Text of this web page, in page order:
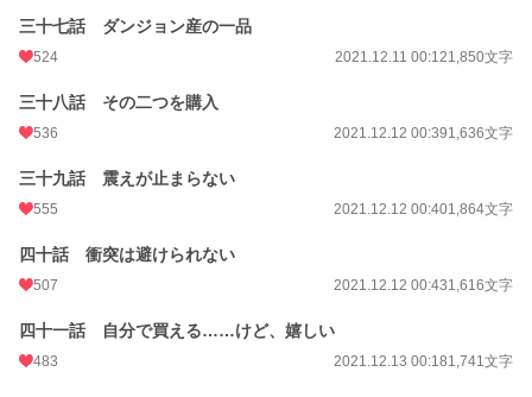
三十七話 ダンジョン産の一品
524 2021.12.11 00:121,850文字
三十八話 その二つを購入
536 2021.12.12 00:391,636文字
三十九話 震えが止まらない
555 2021.12.12 00:401,864文字
四十話 衝突は避けられない
507 2021.12.12 00:431,616文字
四十一話 自分で買える……けど、嬉しい
483 2021.12.13 00:181,741文字